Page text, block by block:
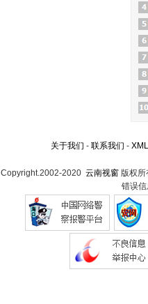
关于我们 - 联系我们 -
Copyright.2002-2020 云南视窗 版权
错误